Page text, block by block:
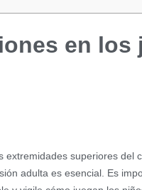
en los
extremidades superiores del
adulta es esencial. Es